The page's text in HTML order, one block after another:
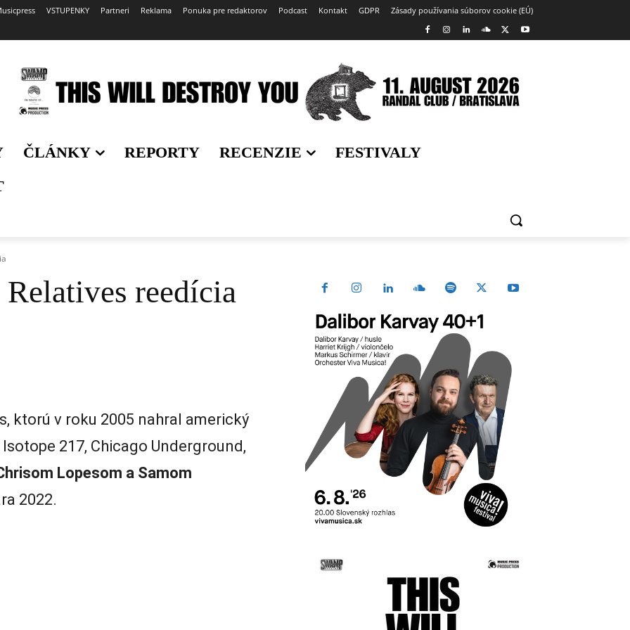
VSTUPENKY Partneri Reklama Ponuka pre redaktorov Podcast Kontakt GDPR Zásady používania súborov cookie (EÚ)
ČLÁNKY REPORTY RECENZIE
FESTIVALY
reedícia
ktorú v roku 2005 nahral americký
217, Chicago Underground,
Lopesom a Samom
2022.